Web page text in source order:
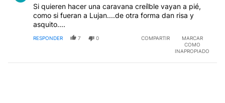
Si quieren hacer una caravana creílble vayan a pié,
como si fueran a Lujan....de otra forma dan risa y
asquito....
RESPONDER 7 0 COMPARTIR
MARCAR
COMO
INAPROPIADO